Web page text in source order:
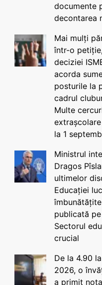
documente
decontarea
Mai mulți
într-o
deciziei
acorda
posturile la
cadrul
Multe
la 1
Ministrul
Dragos
ultimelor
Educației
publicată
Sectorul
crucial
De la 4.90
2026, o
a primit